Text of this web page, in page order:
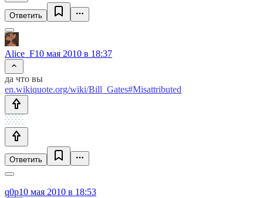
Ответить
Alice_F10 мая 2010 в 18:37
да что вы
en.wikiquote.org/wiki/Bill_Gates#Misattributed
Ответить
q0p10 мая 2010 в 18:53